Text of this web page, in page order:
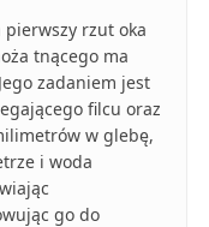
rzut oka
tnącego ma
zadaniem jest
filcu oraz
w glebę,
i woda
go do